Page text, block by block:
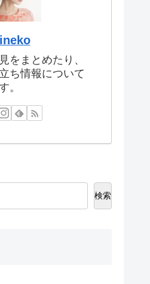
をまとめたり、
ち情報について
。
検索